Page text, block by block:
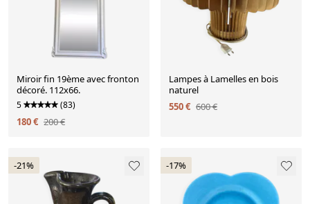
Miroir fin 19ème avec fronton
décoré. 112x66.
5 (83)
180 € 200 €
Lampes à Lamelles en bois
naturel
550 € 600 €
-21% -17%